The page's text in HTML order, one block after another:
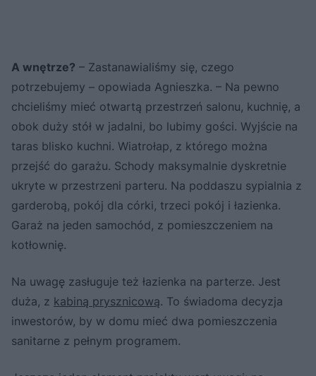
A wnętrze? – Zastanawialiśmy się, czego
potrzebujemy – opowiada Agnieszka. – Na pewno
chcieliśmy mieć otwartą przestrzeń salonu, kuchnię, a
obok duży stół w jadalni, bo lubimy gości. Wyjście na
taras blisko kuchni. Wiatrołap, z którego można
przejść do garażu. Schody maksymalnie dyskretnie
ukryte w przestrzeni parteru. Na poddaszu sypialnia z
garderobą, pokój dla córki, trzeci pokój i łazienka.
Garaż na jeden samochód, z pomieszczeniem na
kotłownię.
Na uwagę zasługuje też łazienka na parterze. Jest
duża, z kabiną prysznicową. To świadoma decyzja
inwestorów, by w domu mieć dwa pomieszczenia
sanitarne z pełnym programem.